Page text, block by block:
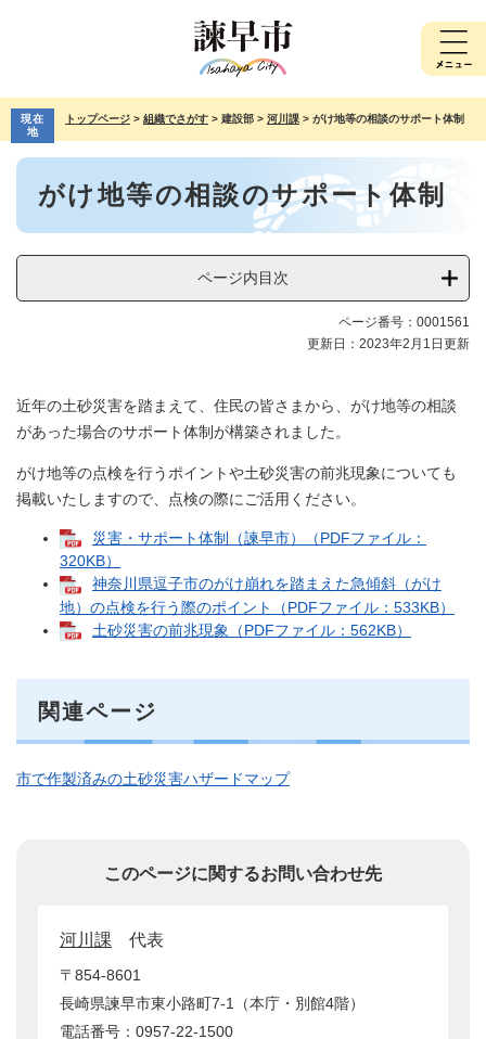
先
で
す。
を
ば
現在
地
トップページ > 組織でさがす > 建設部 > 河川課 > がけ地等の相談のサポート体制
本
がけ地等の相談のサポート体制
ページ内目次
ページ番号：0001561
更新日：2023年2月1日更新
近年の土砂災害を踏まえて、住民の皆さまから、がけ地等の相談
があった場合のサポート体制が構築されました。
がけ地等の点検を行うポイントや土砂災害の前兆現象についても
掲載いたしますので、点検の際にご活用ください。
災害・サポート体制（諫早市）（PDFファイル：
320KB）
神奈川県逗子市のがけ崩れを踏まえた急傾斜（がけ
地）の点検を行う際のポイント（PDFファイル：533KB）
土砂災害の前兆現象（PDFファイル：562KB）
関連ページ
市で作製済みの土砂災害ハザードマップ
このページに関するお問い合わせ先
河川課 代表
〒854-8601
長崎県諫早市東小路町7-1（本庁・別館4階）
電話番号：0957-22-1500